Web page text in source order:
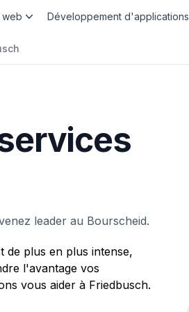
Développement d'applications
leader au Bourscheid.
de plus en plus intense,
l'avantage vos
vous aider à Friedbusch.